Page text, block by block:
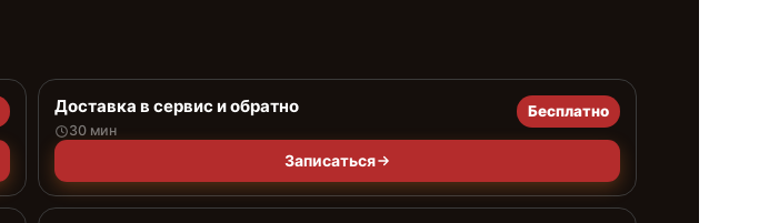
Доставка в сервис и обратно
30 мин
Бесплатно
Записаться